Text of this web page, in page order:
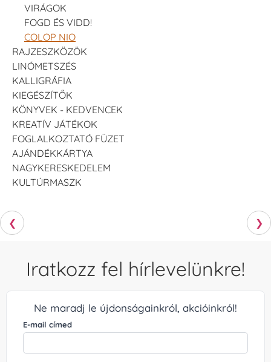
VIRÁGOK
FOGD ÉS VIDD!
COLOP NIO
RAJZESZKÖZÖK
LINÓMETSZÉS
KALLIGRÁFIA
KIEGÉSZÍTŐK
KÖNYVEK - KEDVENCEK
KREATÍV JÁTÉKOK
FOGLALKOZTATÓ FÜZET
AJÁNDÉKKÁRTYA
NAGYKERESKEDELEM
KULTÚRMASZK
❮ ❯
Iratkozz fel hírlevelünkre!
Ne maradj le újdonságainkról, akcióinkról!
E-mail címed